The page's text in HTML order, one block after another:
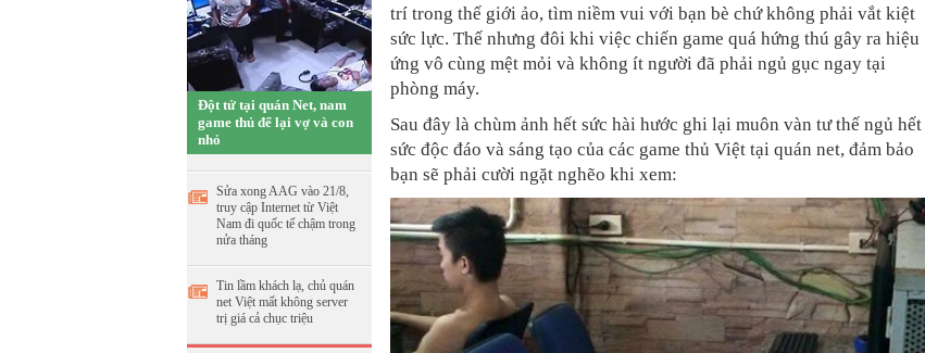
Đột tử tại quán Net, nam
game thủ để lại vợ và con
nhỏ
Sửa xong AAG vào 21/8,
truy cập Internet từ Việt
Nam đi quốc tế chậm trong
nửa tháng
Tin lầm khách lạ, chủ quán
net Việt mất không server
trị giá cả chục triệu
trí trong thế giới ảo, tìm niềm vui với bạn bè chứ không phải vắt kiệt
sức lực. Thế nhưng đôi khi việc chiến game quá hứng thú gây ra hiệu
ứng vô cùng mệt mỏi và không ít người đã phải ngủ gục ngay tại
phòng máy.
Sau đây là chùm ảnh hết sức hài hước ghi lại muôn vàn tư thế ngủ hết
sức độc đáo và sáng tạo của các game thủ Việt tại quán net, đảm bảo
bạn sẽ phải cười ngặt nghẽo khi xem: